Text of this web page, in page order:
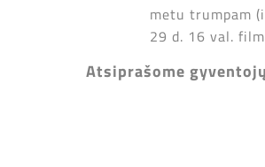
metu trumpam
29 d. 16 val.
Atsiprašome